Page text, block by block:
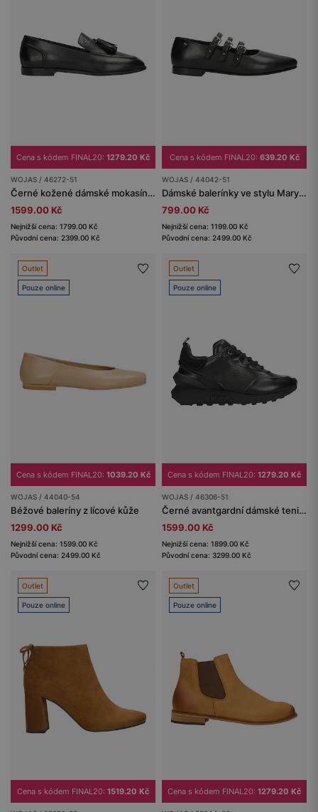
Cena s kódem FINAL20: 1279.20 Kč
WOJAS / 46272-51
Černé kožené dámské mokasíny se střapcem
1599.00 Kč
Nejnižší cena: 1799.00 Kč
Původní cena: 2399.00 Kč
Cena s kódem FINAL20: 639.20 Kč
WOJAS / 44042-51
Dámské balerínky ve stylu Mary Jane se třemi pásky
799.00 Kč
Nejnižší cena: 1199.00 Kč
Původní cena: 2499.00 Kč
Outlet
Pouze online
Cena s kódem FINAL20: 1039.20 Kč
WOJAS / 44040-54
Béžové baleríny z lícové kůže
1299.00 Kč
Nejnižší cena: 1599.00 Kč
Původní cena: 2499.00 Kč
Outlet
Pouze online
Cena s kódem FINAL20: 1279.20 Kč
WOJAS / 46306-51
Černé avantgardní dámské tenisky
1599.00 Kč
Nejnižší cena: 1899.00 Kč
Původní cena: 3299.00 Kč
Outlet
Pouze online
Cena s kódem FINAL20: 1519.20 Kč
Outlet
Pouze online
Cena s kódem FINAL20: 1279.20 Kč